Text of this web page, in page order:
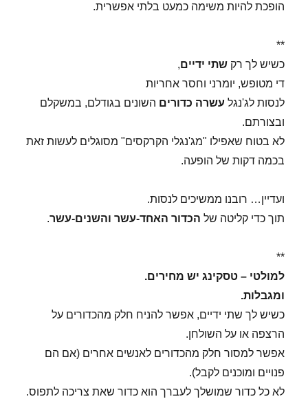
הופכת להיות משימה כמעט בלתי אפשרית.
**
כשיש לך רקשתי ידיים,
די מטופש, יומרני וחסר אחריות
לנסות לג'נגל עשרה כדורים השונים בגודלם, במשקלם
ובצורתם.
לא בטוח שאפילו "מג'נגלי הקרקסים" מסוגלים לעשות זאת
בכמה דקות של הופעה.
ועדיין… רובנו ממשיכים לנסות.
תוך כדי קליטה של הכדור האחד-עשר והשנים-עשר.
**
למולטי – טסקינג יש מחירים.
ומגבלות.
כשיש לך שתי ידיים, אפשר להניח חלק מהכדורים על
הרצפה או על השולחן.
אפשר למסור חלק מהכדורים לאנשים אחרים (אם הם
פנויים ומוכנים לקבל).
לא כל כדור שמושלך לעברך הוא כדור שאת צריכה לתפוס.